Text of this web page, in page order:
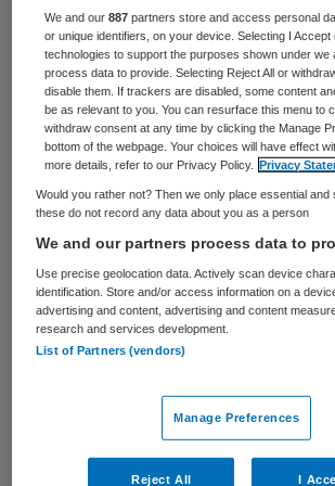
Eliane Thewessen zal vanaf 1
als lid van de raad van
De Riethorst Stromenland in
Hank en Waspik. Zij volgt Wim
op.
Loopbaan Thewessen
Sinds 1989 was Thewessen
het Groene Hart Ziekenhuis als
hier bestuurslid. De
Thewessen is afgelopen en
We and our887 partners store and access personal
or unique identifiers, on your device. Selecting I
technologies to support the purposes shown under we
process data to provide. Selecting Reject All or
disable them. If trackers are disabled, some content
be as relevant to you. You can resurface this menu to
withdraw consent at any time by clicking the Manage
bottom of the webpage. Your choices will have effect
more details, refer to our Privacy Policy.
Privacy
Would you rather not? Then we only place essential and
these do not record any data about you as a person
We and our partners process data to
Use precise geolocation data. Actively scan device
identification. Store and/or access information on a
advertising and content, advertising and content
research and services development.
List of Partners (vendors)
Manage Preferences
Reject All I